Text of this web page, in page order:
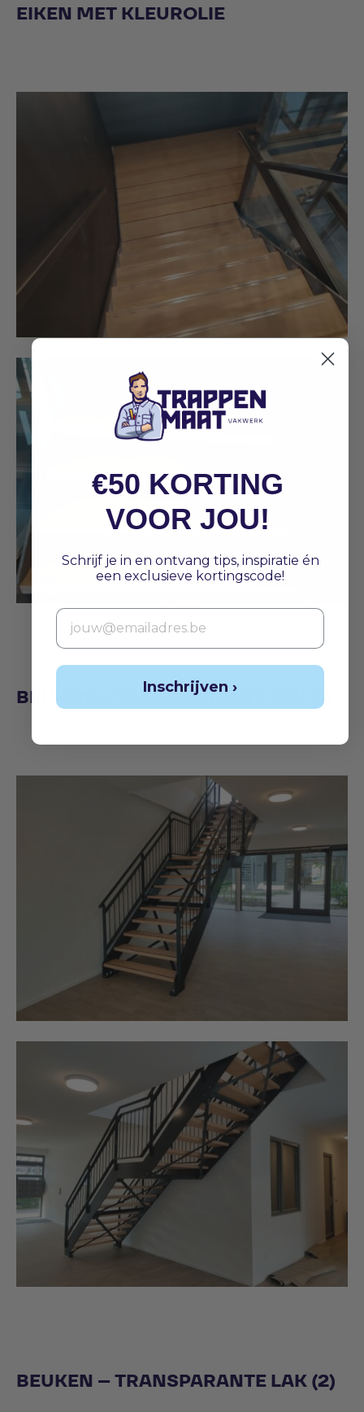
EIKEN MET KLEUROLIE
BEUKEN – TRANSPARANTE LAK (1)
BEUKEN – TRANSPARANTE LAK (2)
€50 KORTING
VOOR JOU!
Schrijf je in en ontvang tips, inspiratie én
een exclusieve kortingscode!
Email
Inschrijven ›